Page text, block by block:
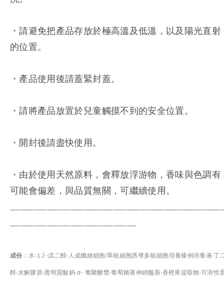
・請避免把產品存放於極高溫及低溫，以及陽光直射
的位置。
・產品使用後請蓋緊封蓋。
・請將產品放置於兒童觸摸不到的安全位置。
・開封後請盡快使用。
・由於使用天然原料，會釋放浮游物，香味與色調有
可能會偏差，與品質無關，可繼續使用。
成份 ：水‧1,2-戊二醇‧人成纖維細胞/單核細胞誘導多能細胞培養條例培養液‧丁
醇‧水解膠原‧透明質酸鈉‧α- 葡聚醣雙‧葡萄糖基神經醯胺‧香橙果提取物‧可溶性